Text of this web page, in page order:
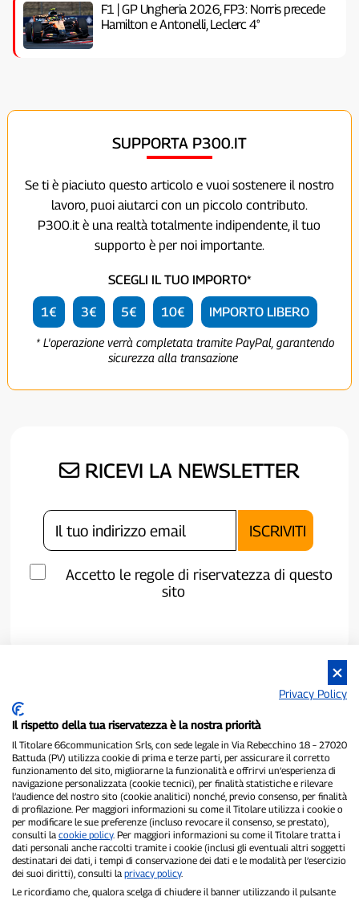
F1 | GP Ungheria 2026, FP3: Norris precede
Hamilton e Antonelli, Leclerc 4°
SUPPORTA P300.IT
Se ti è piaciuto questo articolo e vuoi sostenere il nostro
lavoro, puoi aiutarci con un piccolo contributo.
P300.it è una realtà totalmente indipendente, il tuo
supporto è per noi importante.
SCEGLI IL TUO IMPORTO*
1€ 3€ 5€ 10€ IMPORTO LIBERO
* L'operazione verrà completata tramite PayPal, garantendo
sicurezza alla transazione
RICEVI LA NEWSLETTER
Accetto le regole di riservatezza di questo
sito
P300.it è una Testata Giornalistica indipendente
Registrazione numero 1/2021 del 1/2/2021 - Tribunale di Pavia
Proprietario ed editore:66communication Srls- P.IVA
02798890188
Direttore Responsabile:Alessandro Secchi- Vicedirettore:Federico
Benedusi
Privacy Policy-
Privacy Policy
Il rispetto della tua riservatezza è la nostra priorità
Il Titolare 66communication Srls, con sede legale in Via Rebecchino 18 – 27020
Battuda (PV) utilizza cookie di prima e terze parti, per assicurare il corretto
funzionamento del sito, migliorarne la funzionalità e offrirvi un’esperienza di
navigazione personalizzata (cookie tecnici), per finalità statistiche e rilevare
l’audience del nostro sito (cookie analitici) nonché, previo consenso, per finalità
di profilazione. Per maggiori informazioni su come il Titolare utilizza i cookie o
per modificare le sue preferenze (incluso revocare il consenso, se prestato),
consulti la cookie policy. Per maggiori informazioni su come il Titolare tratta i
dati personali anche raccolti tramite i cookie (inclusi gli eventuali altri soggetti
destinatari dei dati, i tempi di conservazione dei dati e le modalità per l’esercizio
dei suoi diritti), consulti la privacy policy.
Le ricordiamo che, qualora scelga di chiudere il banner utilizzando il pulsante